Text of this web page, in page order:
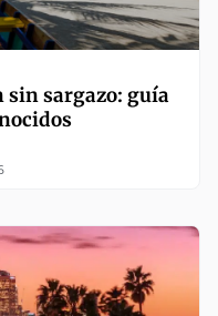
sin sargazo: guía